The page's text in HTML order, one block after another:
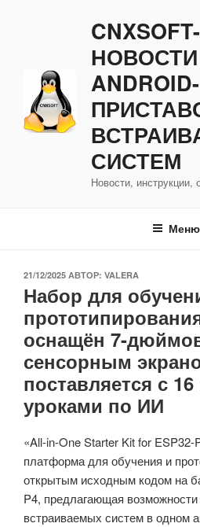
CNXSOFT-
НОВОСТИ
ANDROID-
СИСТЕМ
Новости, инструкции,
Меню
ОПУБЛИКОВАНО
21/12/2025 АВТОР: VALERA
Набор для
оснащён 7-
сенсорным
поставляется с
уроками по ИИ
«All-in-One Starter Kit for
платформа для обучения и
открытым исходным кодом на
P4, предлагающая
встраиваемых систем в одном